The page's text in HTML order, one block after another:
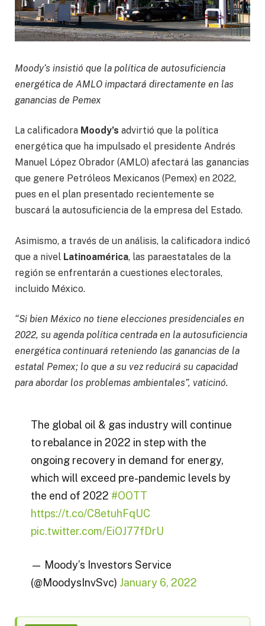
Moody’s insistió que la política de autosuficiencia
energética de AMLO impactará directamente en las
ganancias de Pemex
La calificadora Moody’s advirtió que la política
energética que ha impulsado el presidente Andrés
Manuel López Obrador (AMLO) afectará las ganancias
que genere Petróleos Mexicanos (Pemex) en 2022,
pues en el plan presentado recientemente se
buscará la autosuficiencia de la empresa del Estado.
Asimismo, a través de un análisis, la calificadora indicó
que a nivel Latinoamérica, las paraestatales de la
región se enfrentarán a cuestiones electorales,
incluido México.
“Si bien México no tiene elecciones presidenciales en
2022, su agenda política centrada en la autosuficiencia
energética continuará reteniendo las ganancias de la
estatal Pemex; lo que a su vez reducirá su capacidad
para abordar los problemas ambientales”, vaticinó.
The global oil & gas industry will continue
to rebalance in 2022 in step with the
ongoing recovery in demand for energy,
which will exceed pre-pandemic levels by
the end of 2022 #OOTT
https://t.co/C8etuhFqUC
pic.twitter.com/EiOJ77fDrU
— Moody’s Investors Service
(@MoodysInvSvc) January 6, 2022